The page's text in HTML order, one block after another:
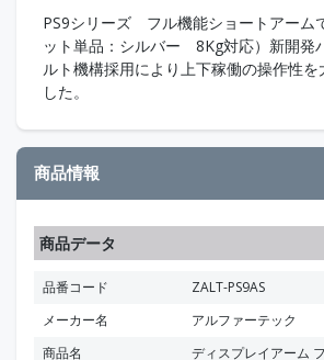
PS9シリーズ フル機能ショートアーム
ット単品：シルバー 8Kg対応）新開発
ルト機構採用により上下稼働の操作性を
した。
商品情報
商品データ
品番コード
ZALT-PS9AS
メーカー名
アルファーテック
商品名
ディスプレイアーム